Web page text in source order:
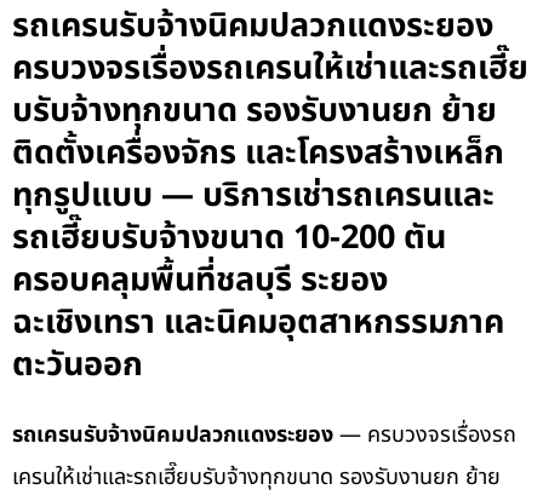
รถเครนรับจ้างนิคมปลวกแดงระยอง
ครบวงจรเรื่องรถเครนให้เช่าและรถเฮี๊ย
บรับจ้างทุกขนาด รองรับงานยก ย้าย
ติดตั้งเครื่องจักร และโครงสร้างเหล็ก
ทุกรูปแบบ — บริการเช่ารถเครนและ
รถเฮี๊ยบรับจ้างขนาด 10-200 ตัน
ครอบคลุมพื้นที่ชลบุรี ระยอง
ฉะเชิงเทรา และนิคมอุตสาหกรรมภาค
ตะวันออก
รถเครนรับจ้างนิคมปลวกแดงระยอง— ครบวงจรเรื่องรถ
เครนให้เช่าและรถเฮี๊ยบรับจ้างทุกขนาด รองรับงานยก ย้าย